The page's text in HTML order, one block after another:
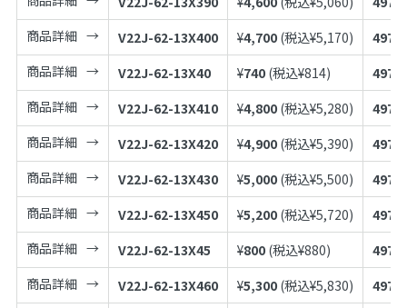
商品詳細
V22J-62-13X400 ¥4,700 (税込¥5,170)
商品詳細
V22J-62-13X40 ¥740 (税込¥814)
商品詳細
V22J-62-13X410 ¥4,800 (税込¥5,280)
商品詳細
V22J-62-13X420 ¥4,900 (税込¥5,390)
商品詳細
V22J-62-13X430 ¥5,000 (税込¥5,500)
商品詳細
V22J-62-13X450 ¥5,200 (税込¥5,720)
商品詳細
V22J-62-13X45 ¥800 (税込¥880)
商品詳細
V22J-62-13X460 ¥5,300 (税込¥5,830)